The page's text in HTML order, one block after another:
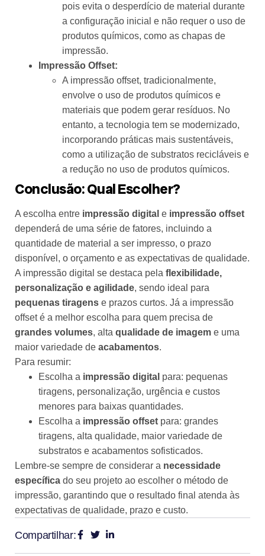
pois evita o desperdício de material durante
a configuração inicial e não requer o uso de
produtos químicos, como as chapas de
impressão.
Impressão Offset:
A impressão offset, tradicionalmente,
envolve o uso de produtos químicos e
materiais que podem gerar resíduos. No
entanto, a tecnologia tem se modernizado,
incorporando práticas mais sustentáveis,
como a utilização de substratos recicláveis e
a redução no uso de produtos químicos.
Conclusão: Qual Escolher?
A escolha entre impressão digital e impressão offset
dependerá de uma série de fatores, incluindo a
quantidade de material a ser impresso, o prazo
disponível, o orçamento e as expectativas de qualidade.
A impressão digital se destaca pela flexibilidade,
personalização e agilidade, sendo ideal para
pequenas tiragens e prazos curtos. Já a impressão
offset é a melhor escolha para quem precisa de
grandes volumes, alta qualidade de imagem e uma
maior variedade de acabamentos.
Para resumir:
Escolha a impressão digital para: pequenas
tiragens, personalização, urgência e custos
menores para baixas quantidades.
Escolha a impressão offset para: grandes
tiragens, alta qualidade, maior variedade de
substratos e acabamentos sofisticados.
Lembre-se sempre de considerar a necessidade
específica do seu projeto ao escolher o método de
impressão, garantindo que o resultado final atenda às
expectativas de qualidade, prazo e custo.
Compartilhar: